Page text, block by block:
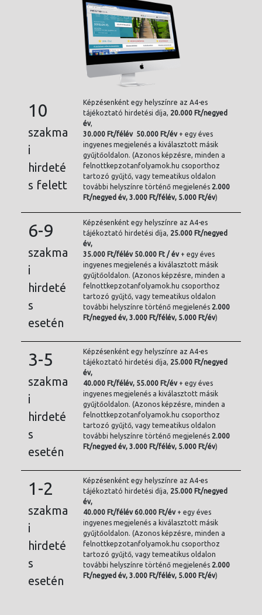
10
szakma
i
hirdeté
s felett
Képzésenként egy helyszínre az A4-es
tájékoztató hirdetési díja, 20.000 Ft/negyed
év,
30.000 Ft/félév 50.000 Ft/év+ egy éves
ingyenes megjelenés a kiválasztott másik
gyűjtőoldalon. (Azonos képzésre, minden a
felnottkepzotanfolyamok.hu csoporthoz
tartozó gyűjtő, vagy temeatikus oldalon
további helyszínre történő megjelenés 2.000
Ft/negyed év, 3.000 Ft/félév, 5.000 Ft/év)
6-9
szakma
i
hirdeté
s
esetén
Képzésenként egy helyszínre az A4-es
tájékoztató hirdetési díja, 25.000 Ft/negyed
év,
35.000 Ft/félév 50.000 Ft / év+ egy éves
ingyenes megjelenés a kiválasztott másik
gyűjtőoldalon. (Azonos képzésre, minden a
felnottkepzotanfolyamok.hu csoporthoz
tartozó gyűjtő, vagy temeatikus oldalon
további helyszínre történő megjelenés 2.000
Ft/negyed év, 3.000 Ft/félév, 5.000 Ft/év)
3-5
szakma
i
hirdeté
s
esetén
Képzésenként egy helyszínre az A4-es
tájékoztató hirdetési díja, 25.000 Ft/negyed
év,
40.000 Ft/félév, 55.000 Ft/év+ egy éves
ingyenes megjelenés a kiválasztott másik
gyűjtőoldalon. (Azonos képzésre, minden a
felnottkepzotanfolyamok.hu csoporthoz
tartozó gyűjtő, vagy temeatikus oldalon
további helyszínre történő megjelenés 2.000
Ft/negyed év, 3.000 Ft/félév, 5.000 Ft/év)
1-2
szakma
i
hirdeté
s
esetén
Képzésenként egy helyszínre az A4-es
tájékoztató hirdetési díja, 25.000 Ft/negyed
év,
40.000 Ft/félév 60.000 Ft/év + egy éves
ingyenes megjelenés a kiválasztott másik
gyűjtőoldalon. (Azonos képzésre, minden a
felnottkepzotanfolyamok.hu csoporthoz
tartozó gyűjtő, vagy temeatikus oldalon
további helyszínre történő megjelenés 2.000
Ft/negyed év, 3.000 Ft/félév, 5.000 Ft/év)